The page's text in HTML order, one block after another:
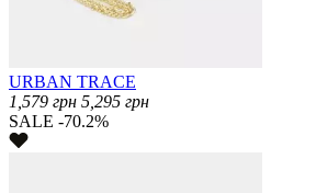
URBAN TRACE
1,579 грн 5,295 грн
SALE -70.2%